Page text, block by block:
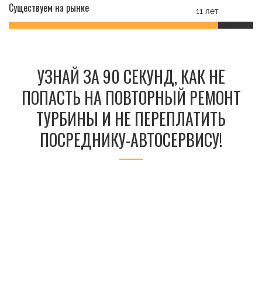
Существуем на рынке 11 лет
УЗНАЙ ЗА 90 СЕКУНД, КАК НЕ
ПОПАСТЬ НА ПОВТОРНЫЙ РЕМОНТ
ТУРБИНЫ И НЕ ПЕРЕПЛАТИТЬ
ПОСРЕДНИКУ-АВТОСЕРВИСУ!